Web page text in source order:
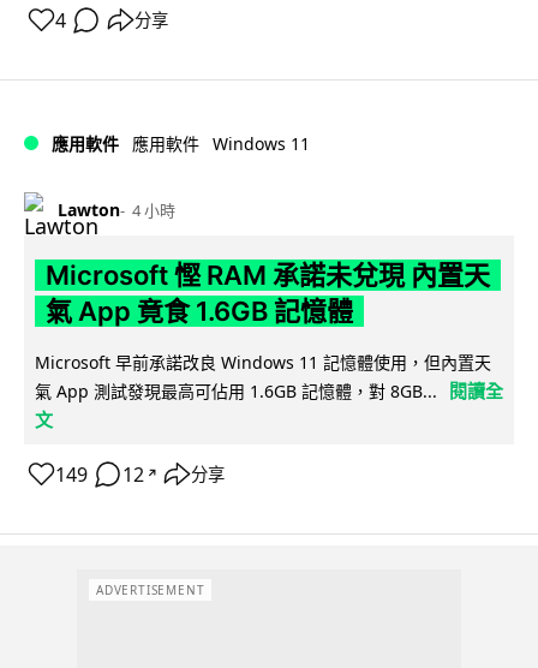
4 分享
應用軟件 應用軟件 Windows 11
Lawton 4 小時
Microsoft 慳 RAM 承諾未兌現 內置天
氣 App 竟食 1.6GB 記憶體
Microsoft 早前承諾改良 Windows 11 記憶體使用，但內置天
氣 App 測試發現最高可佔用 1.6GB 記憶體，對 8GB...
閱讀全
文
149 12 ↗ 分享
ADVERTISEMENT